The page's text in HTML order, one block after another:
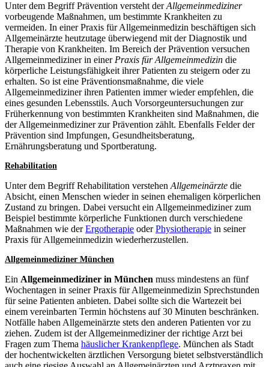
Unter dem Begriff Prävention versteht derAllgemeinmediziner
vorbeugende Maßnahmen, um bestimmte Krankheiten zu
vermeiden. In einer Praxis für Allgemeinmedizin beschäftigen sich
Allgemeinärzte heutzutage überwiegend mit der Diagnostik und
Therapie von Krankheiten. Im Bereich der Prävention versuchen
Allgemeinmediziner in einer Praxis für Allgemeinmedizin die
körperliche Leistungsfähigkeit ihrer Patienten zu steigern oder zu
erhalten. So ist eine Präventionsmaßnahme, die viele
Allgemeinmediziner ihren Patienten immer wieder empfehlen, die
eines gesunden Lebensstils. Auch Vorsorgeuntersuchungen zur
Früherkennung von bestimmten Krankheiten sind Maßnahmen, die
der Allgemeinmediziner zur Prävention zählt. Ebenfalls Felder der
Prävention sind Impfungen, Gesundheitsberatung,
Ernährungsberatung und Sportberatung.
Rehabilitation
Unter dem Begriff Rehabilitation verstehen Allgemeinärzte die
Absicht, einen Menschen wieder in seinen ehemaligen körperlichen
Zustand zu bringen. Dabei versucht ein Allgemeinmediziner zum
Beispiel bestimmte körperliche Funktionen durch verschiedene
Maßnahmen wie derErgotherapie oderPhysiotherapie in seiner
Praxis für Allgemeinmedizin wiederherzustellen.
Allgemeinmediziner München
Ein Allgemeinmediziner in München muss mindestens an fünf
Wochentagen in seiner Praxis für Allgemeinmedizin Sprechstunden
für seine Patienten anbieten. Dabei sollte sich die Wartezeit bei
einem vereinbarten Termin höchstens auf 30 Minuten beschränken.
Notfälle haben Allgemeinärzte stets den anderen Patienten vor zu
ziehen. Zudem ist der Allgemeinmediziner der richtige Arzt bei
Fragen zum Thema häuslicher Krankenpflege. München als Stadt
der hochentwickelten ärztlichen Versorgung bietet selbstverständlich